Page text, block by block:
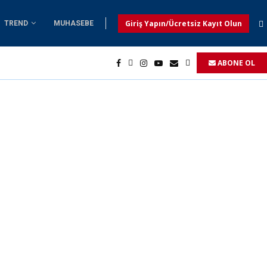
TREND MUHASEBE Giriş Yapın/Ücretsiz Kayıt Olun
ABONE OL